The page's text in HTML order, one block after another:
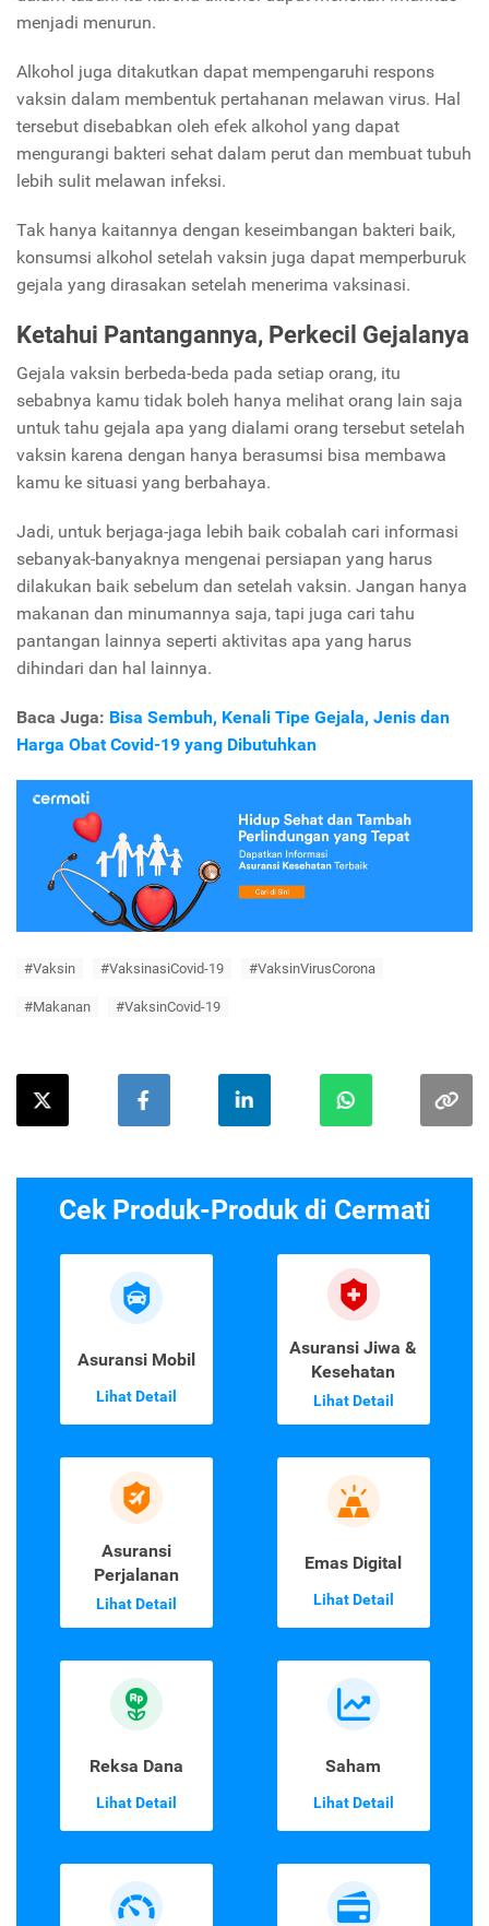
menjadi menurun.
Alkohol juga ditakutkan dapat mempengaruhi respons
vaksin dalam membentuk pertahanan melawan virus. Hal
tersebut disebabkan oleh efek alkohol yang dapat
mengurangi bakteri sehat dalam perut dan membuat tubuh
lebih sulit melawan infeksi.
Tak hanya kaitannya dengan keseimbangan bakteri baik,
konsumsi alkohol setelah vaksin juga dapat memperburuk
gejala yang dirasakan setelah menerima vaksinasi.
Ketahui Pantangannya, Perkecil Gejalanya
Gejala vaksin berbeda-beda pada setiap orang, itu
sebabnya kamu tidak boleh hanya melihat orang lain saja
untuk tahu gejala apa yang dialami orang tersebut setelah
vaksin karena dengan hanya berasumsi bisa membawa
kamu ke situasi yang berbahaya.
Jadi, untuk berjaga-jaga lebih baik cobalah cari informasi
sebanyak-banyaknya mengenai persiapan yang harus
dilakukan baik sebelum dan setelah vaksin. Jangan hanya
makanan dan minumannya saja, tapi juga cari tahu
pantangan lainnya seperti aktivitas apa yang harus
dihindari dan hal lainnya.
Baca Juga: Bisa Sembuh, Kenali Tipe Gejala, Jenis dan
Harga Obat Covid-19 yang Dibutuhkan
#Vaksin #VaksinasiCovid-19 #VaksinVirusCorona
#Makanan #VaksinCovid-19
Cek Produk-Produk di Cermati
Asuransi Mobil
Lihat Detail
Asuransi Jiwa &
Kesehatan
Lihat Detail
Asuransi
Perjalanan
Lihat Detail
Emas Digital
Lihat Detail
Reksa Dana
Lihat Detail
Saham
Lihat Detail